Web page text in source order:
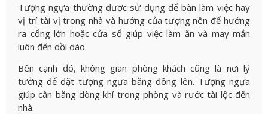
Tượng ngựa thường được sử dụng để bàn làm việc hay
vị trí tài vị trong nhà và hướng của tượng nên để hướng
ra cổng lớn hoặc cửa sổ giúp việc làm ăn và may mắn
luôn đến dồi dào.
Bên cạnh đó, không gian phòng khách cũng là nơi lý
tưởng để đặt tượng ngựa bằng đồng lên. Tượng ngựa
giúp cân bằng dòng khí trong phòng và rước tài lộc đến
nhà.